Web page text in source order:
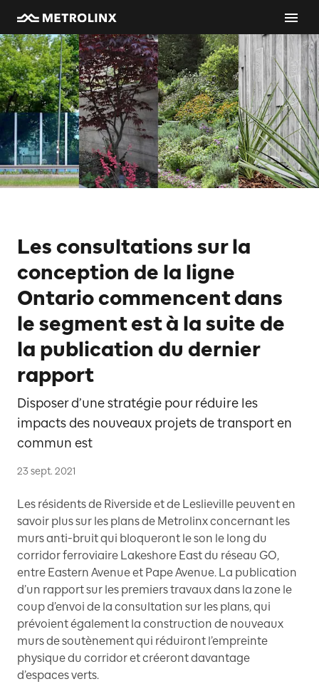
Les consultations sur la
conception de la ligne
Ontario commencent dans
le segment est à la suite de
la publication du dernier
rapport
Disposer d’une stratégie pour réduire les
impacts des nouveaux projets de transport en
commun est
23 sept. 2021
Les résidents de Riverside et de Leslieville peuvent en
savoir plus sur les plans de Metrolinx concernant les
murs anti-bruit qui bloqueront le son le long du
corridor ferroviaire Lakeshore East du réseau GO,
entre Eastern Avenue et Pape Avenue. La publication
d’un rapport sur les premiers travaux dans la zone le
coup d’envoi de la consultation sur les plans, qui
prévoient également la construction de nouveaux
murs de soutènement qui réduiront l’empreinte
physique du corridor et créeront davantage
d’espaces verts.